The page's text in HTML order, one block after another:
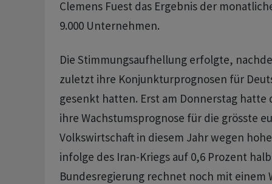
Clemens Fuest das Ergebnis der
9.000 Unternehmen.
Die Stimmungsaufhellung erfolgte,
zuletzt ihre Konjunkturprognosen für
gesenkt hatten. Erst am Donnerstag hatte
ihre Wachstumsprognose für die grösste
Volkswirtschaft in diesem Jahr wegen
infolge des Iran-Kriegs auf 0,6 Prozent
Bundesregierung rechnet noch mit einem